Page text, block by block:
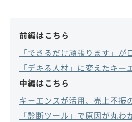
前編はこちら
「できるだけ頑張ります」が
「デキる人材」に変えたキー
中編はこちら
キーエンスが活用、売上不振
「診断ツール」で原因が丸わ